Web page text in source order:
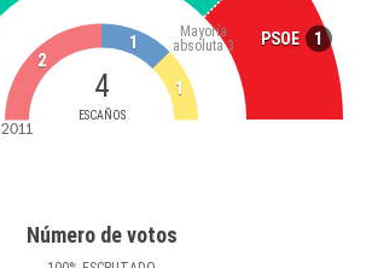
PSOE 1
4
ESCAÑOS
Mayoría
absoluta3
2
1
1
2011
Número de votos